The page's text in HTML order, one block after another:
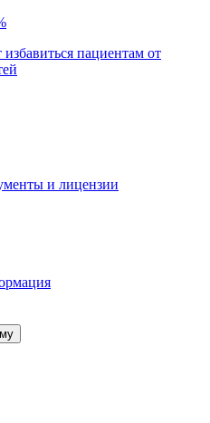
пациентам от
и лицензии